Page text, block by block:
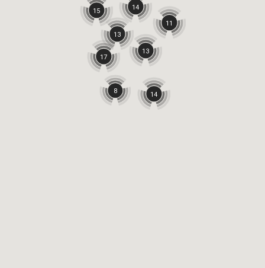
13
13
11
14
14
17
8
15